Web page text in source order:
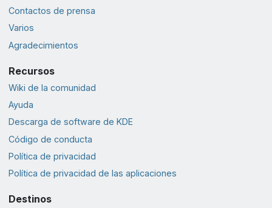
Contactos de prensa
Varios
Agradecimientos
Recursos
Wiki de la comunidad
Ayuda
Descarga de software de KDE
Código de conducta
Política de privacidad
Política de privacidad de las aplicaciones
Destinos